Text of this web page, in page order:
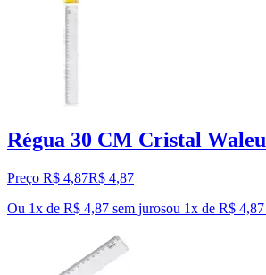
Régua 30 CM Cristal Waleu
Preço R$ 4,87R$ 4,87
Ou 1x de R$ 4,87 sem jurosou 1x de R$ 4,87